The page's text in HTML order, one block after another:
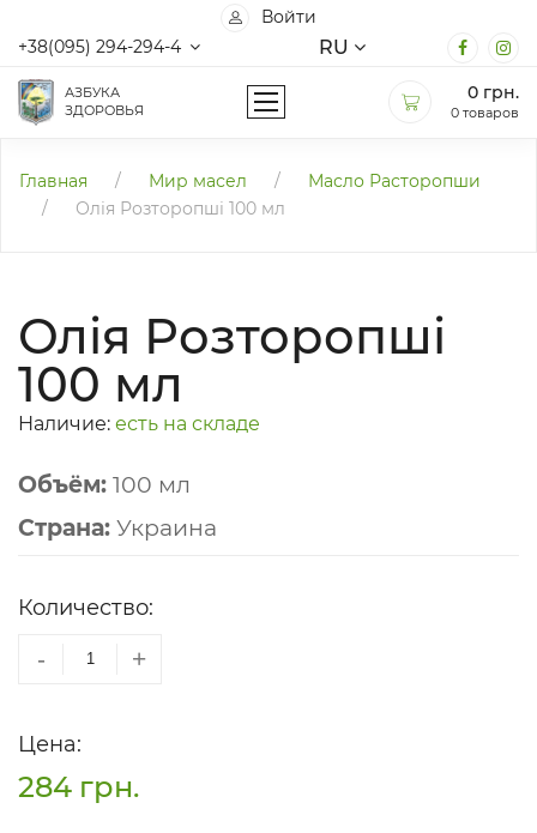
Войти
+38(095) 294-294-4
RU
АЗБУКА
ЗДОРОВЬЯ
0 грн.
0 товаров
Главная / Мир масел /
Масло Расторопши
/
Олія Розторопші 100 мл
Олія Розторопші
100 мл
Наличие: есть на складе
Объём: 100 мл
Страна: Украина
Количество:
- +
Цена:
284 грн.